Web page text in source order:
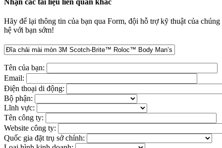
Nhận các tài liệu liên quan khác
Hãy để lại thông tin của bạn qua Form, đội hỗ trợ kỹ thuật của chúng
hệ với bạn sớm!
Tên của bạn:
Email:
Điện thoại di động:
Bộ phận:
Lĩnh vực:
Tên công ty:
Website công ty:
Quốc gia đặt trụ sở chính: